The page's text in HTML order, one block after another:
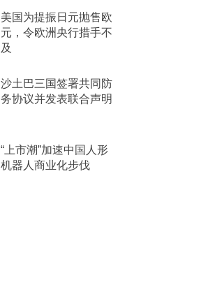
美国为提振日元抛售欧
元，令欧洲央行措手不
及
沙土巴三国签署共同防
务协议并发表联合声明
“上市潮”加速中国人形
机器人商业化步伐